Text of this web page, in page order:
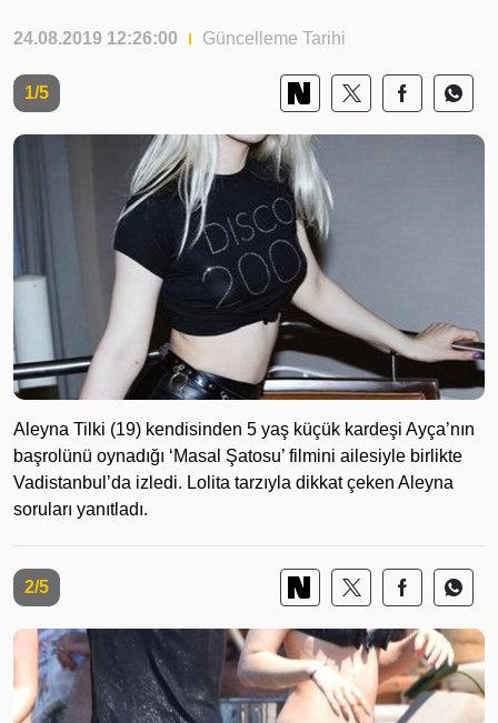
24.08.2019 12:26:00 Güncelleme Tarihi
1/5
Aleyna Tilki (19) kendisinden 5 yaş küçük kardeşi Ayça’nın
başrolünü oynadığı ‘Masal Şatosu’ filmini ailesiyle birlikte
Vadistanbul’da izledi. Lolita tarzıyla dikkat çeken Aleyna
soruları yanıtladı.
2/5